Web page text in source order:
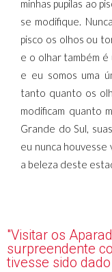
minhas pupilas ao
se modifique.
pisco os olhos ou
e o olhar também é
e eu somos uma
tanto quanto os
modificam quanto
Grande do Sul,
eu nunca houvesse
a beleza deste
"Visitar os
surpreendente
tivesse sido